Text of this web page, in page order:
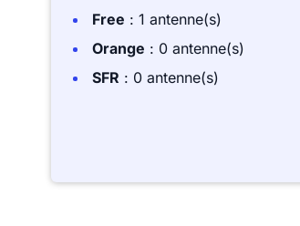
Free : 1 antenne(s)
Orange : 0 antenne(s)
SFR : 0 antenne(s)